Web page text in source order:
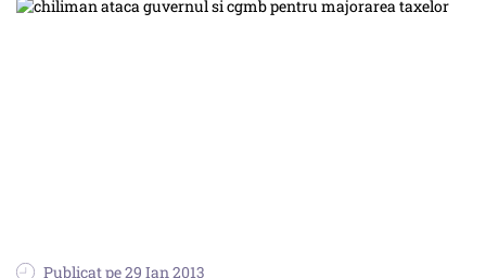
Publicat pe 29 Ian 2013